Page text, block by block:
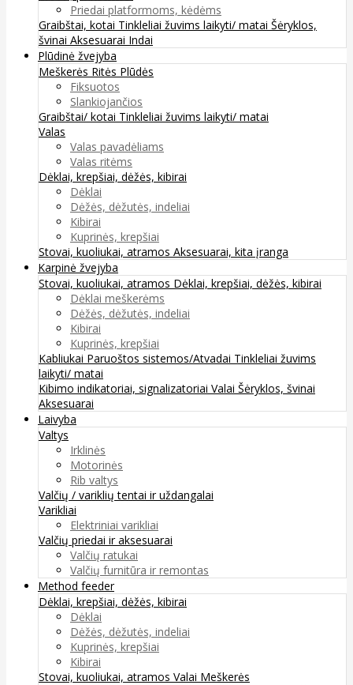
Priedai platformoms, kėdėms
Graibštai, kotai Tinkleliai žuvims laikyti/ matai Šėryklos,
švinai Aksesuarai Indai
Plūdinė žvejyba
Meškerės Ritės Plūdės
Fiksuotos
Slankiojančios
Graibštai/ kotai Tinkleliai žuvims laikyti/ matai
Valas
Valas pavadėliams
Valas ritėms
Dėklai, krepšiai, dėžės, kibirai
Dėklai
Dėžės, dėžutės, indeliai
Kibirai
Kuprinės, krepšiai
Stovai, kuoliukai, atramos Aksesuarai, kita įranga
Karpinė žvejyba
Stovai, kuoliukai, atramos Dėklai, krepšiai, dėžės, kibirai
Dėklai meškerėms
Dėžės, dėžutės, indeliai
Kibirai
Kuprinės, krepšiai
Kabliukai Paruoštos sistemos/Atvadai Tinkleliai žuvims
laikyti/ matai
Kibimo indikatoriai, signalizatoriai Valai Šėryklos, švinai
Aksesuarai
Laivyba
Valtys
Irklinės
Motorinės
Rib valtys
Valčių / variklių tentai ir uždangalai
Varikliai
Elektriniai varikliai
Valčių priedai ir aksesuarai
Valčių ratukai
Valčių furnitūra ir remontas
Method feeder
Dėklai, krepšiai, dėžės, kibirai
Dėklai
Dėžės, dėžutės, indeliai
Kuprinės, krepšiai
Kibirai
Stovai, kuoliukai, atramos Valai Meškerės